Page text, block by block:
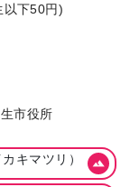
下50円)
市役所
キマツリ）